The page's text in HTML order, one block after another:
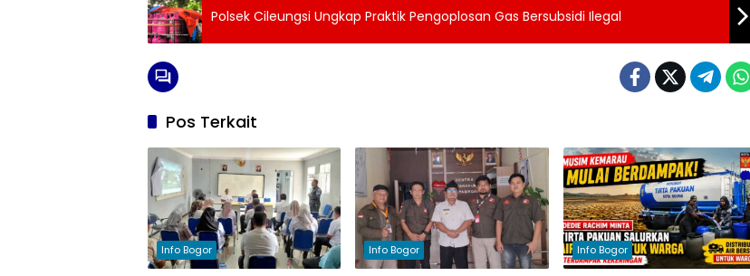
Polsek Cileungsi Ungkap Praktik Pengoplosan Gas Bersubsidi Ilegal
Pos Terkait
Info Bogor Info Bogor Info Bogor